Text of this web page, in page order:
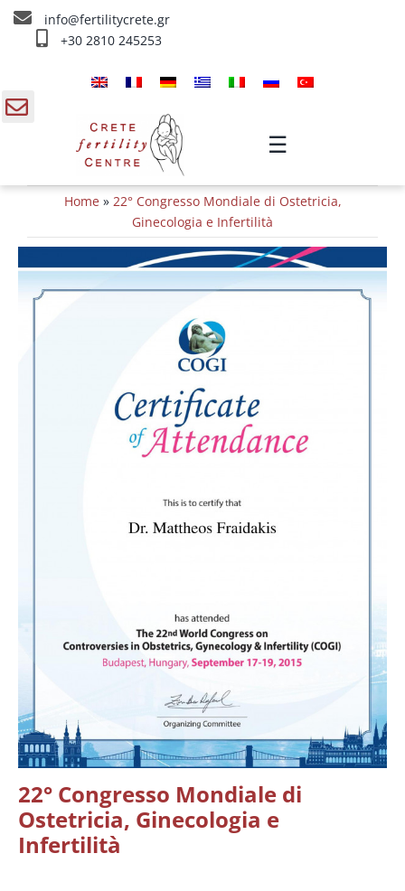
Skip
info@fertilitycrete.gr
+30 2810 245253
☰
Chi siamo
Trattamenti d’infertilità
Ringiovanimento & Fertilità
IV Trattamenti
Home» 22° Congresso Mondiale di Ostetricia,
Ginecologia e Infertilità
22° Congresso Mondiale di
Ostetricia, Ginecologia e
Infertilità